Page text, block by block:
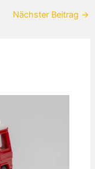
Nächster Beitrag →